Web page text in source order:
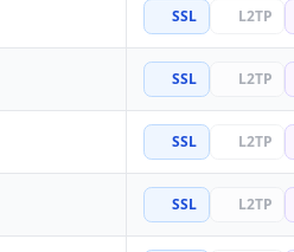
SSL L2TP
SSL L2TP
SSL L2TP
SSL L2TP